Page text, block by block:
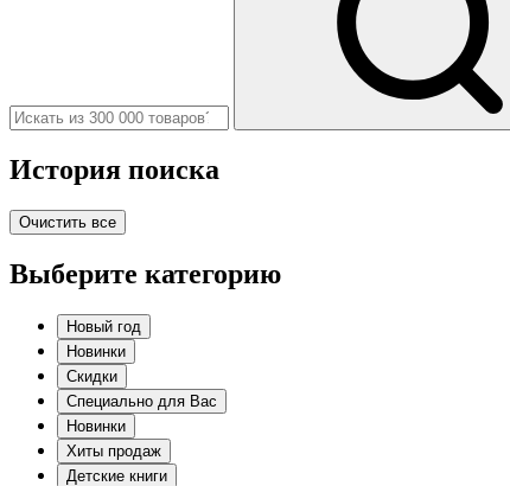
История поиска
Очистить все
Выберите категорию
Новый год
Новинки
Скидки
Специально для Вас
Новинки
Хиты продаж
Детские книги